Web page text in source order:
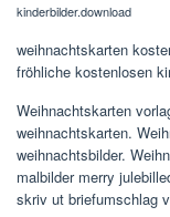
kinderbilder.download
weihnachtskarten
fröhliche kostenlosen
Weihnachtskarten
weihnachtskarten.
weihnachtsbilder.
malbilder merry
skriv ut briefumschlag